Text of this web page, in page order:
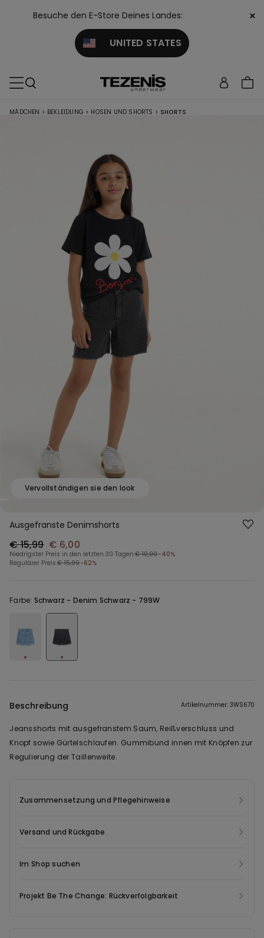
Besuche den E-Store Deines Landes:
UNITED STATES
×
MÄDCHEN > BEKLEIDUNG > HOSEN UND SHORTS > SHORTS
Vervollständigen sie den look
Ausgefranste Denimshorts
€ 15,99 € 6,00
Niedrigster Preis in den letzten 30 Tagen:€ 10,00-40%
Regulärer Preis:€ 15,99-62%
Farbe: Schwarz - Denim Schwarz - 799W
Beschreibung Artikelnummer: 3WS670
Jeansshorts mit ausgefranstem Saum, Reißverschluss und
Knopf sowie Gürtelschlaufen. Gummibund innen mit Knöpfen zur
Regulierung der Taillenweite.
Zusammensetzung und Pflegehinweise
Versand und Rückgabe
Im Shop suchen
Projekt Be The Change: Rückverfolgbarkeit